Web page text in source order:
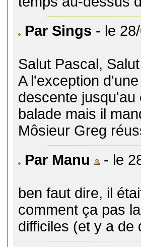
Par Sings - le
Salut Pascal,
A l'exception
descente jusqu'au
balade mais il
Môsieur Greg
Par Manu
- le
ben faut dire, il
comment ça pas
difficiles (et y a de